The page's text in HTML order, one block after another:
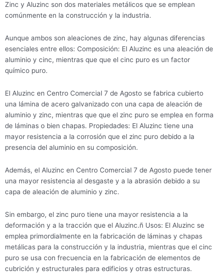
Zinc y Aluzinc son dos materiales metálicos que se emplean
comúnmente en la construcción y la industria.
Aunque ambos son aleaciones de zinc, hay algunas diferencias
esenciales entre ellos: Composición: El Aluzinc es una aleación de
aluminio y cinc, mientras que que el cinc puro es un factor
químico puro.
El Aluzinc en Centro Comercial 7 de Agosto se fabrica cubierto
una lámina de acero galvanizado con una capa de aleación de
aluminio y zinc, mientras que que el zinc puro se emplea en forma
de láminas o bien chapas. Propiedades: El Aluzinc tiene una
mayor resistencia a la corrosión que el zinc puro debido a la
presencia del aluminio en su composición.
Además, el Aluzinc en Centro Comercial 7 de Agosto puede tener
una mayor resistencia al desgaste y a la abrasión debido a su
capa de aleación de aluminio y zinc.
Sin embargo, el zinc puro tiene una mayor resistencia a la
deformación y a la tracción que el Aluzinc.ñ Usos: El Aluzinc se
emplea primordialmente en la fabricación de láminas y chapas
metálicas para la construcción y la industria, mientras que el cinc
puro se usa con frecuencia en la fabricación de elementos de
cubrición y estructurales para edificios y otras estructuras.